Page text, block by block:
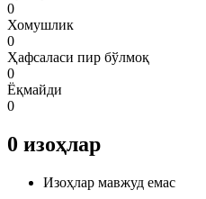
0
Хомушлик
0
Ҳафсаласи пир бўлмоқ
0
Ёқмайди
0
0 изоҳлар
Изоҳлар мавжуд емас